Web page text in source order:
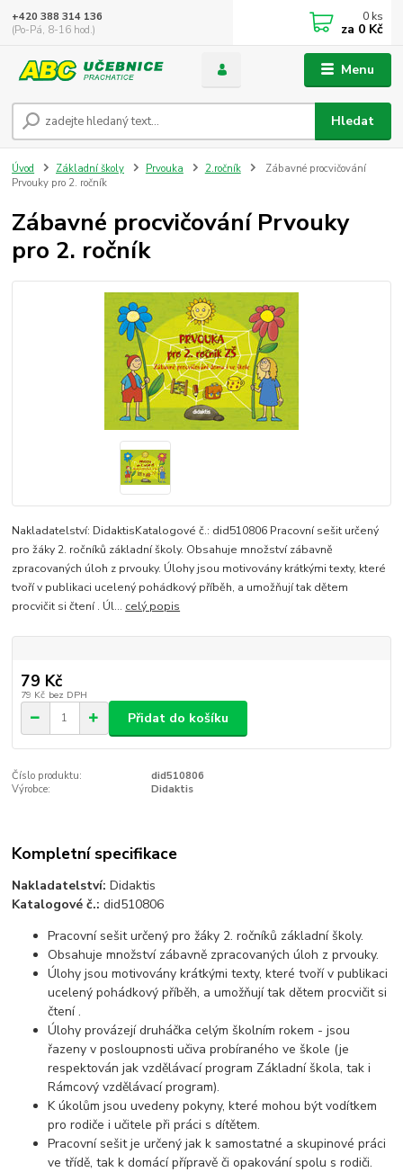
Menu
Hledat
+420 388 314 136
(Po-Pá, 8-16 hod.)
0 ks
za 0 Kč
Úvod Základní školy Prvouka 2.ročník
Zábavné procvičování
Prvouky pro 2. ročník
Zábavné procvičování Prvouky
pro 2. ročník
Nakladatelství: DidaktisKatalogové č.: did510806 Pracovní sešit určený
pro žáky 2. ročníků základní školy. Obsahuje množství zábavně
zpracovaných úloh z prvouky. Úlohy jsou motivovány krátkými texty, které
tvoří v publikaci ucelený pohádkový příběh, a umožňují tak dětem
procvičit si čtení . Úl... celý popis
79 Kč
79 Kč bez DPH
Přidat do košíku
Číslo produktu:
did510806
Výrobce:
Didaktis
Kompletní specifikace
Nakladatelství:Didaktis
Katalogové č.: did510806
Pracovní sešit určený pro žáky 2. ročníků základní školy.
Obsahuje množství zábavně zpracovaných úloh z prvouky.
Úlohy jsou motivovány krátkými texty, které tvoří v publikaci
ucelený pohádkový příběh, a umožňují tak dětem procvičit si
čtení .
Úlohy provázejí druháčka celým školním rokem - jsou
řazeny v posloupnosti učiva probíraného ve škole (je
respektován jak vzdělávací program Základní škola, tak i
Rámcový vzdělávací program).
K úkolům jsou uvedeny pokyny, které mohou být vodítkem
pro rodiče i učitele při práci s dítětem.
Pracovní sešit je určený jak k samostatné a skupinové práci
ve třídě, tak k domácí přípravě či opakování spolu s rodiči.